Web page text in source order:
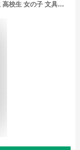
文房具セット 小学生 プチプラ文具セット 中学生 高校生 女の子 文具セット かわいい 小学校 女子 文房具 文具 筆記具 高学年 低学年 こども 誕生日 プレゼント 筆記用具 ステーショナリーセット 子供 子ども 子供会 ギフト プレゼント クリスマス